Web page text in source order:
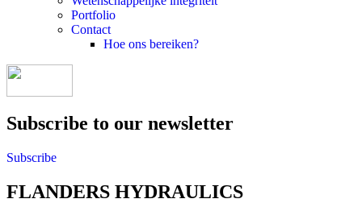
Portfolio
Contact
Hoe ons bereiken?
Subscribe to our newsletter
Subscribe
FLANDERS HYDRAULICS